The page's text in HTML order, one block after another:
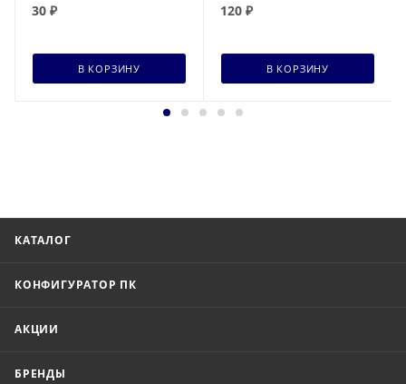
30 ₽
В КОРЗИНУ
120 ₽
В КОРЗИНУ
КАТАЛОГ
КОНФИГУРАТОР ПК
АКЦИИ
БРЕНДЫ